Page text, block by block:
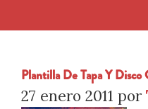
Plantilla De Tapa Y
27 enero 2011 por